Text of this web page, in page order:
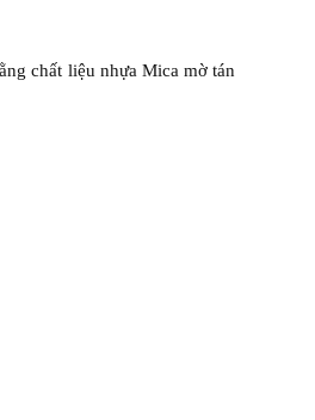
chất liệu nhựa Mica mờ tán